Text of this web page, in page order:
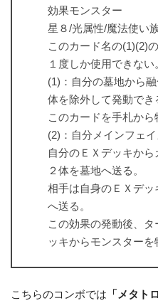
効果モンスター
星８/光属性/魔法使い
このカード名の(1)(2)
１度しか使用できない
(1)：自分の墓地から
体を除外して発動でき
このカードを手札から
(2)：自分メインフェイ
自分のＥＸデッキか
２体を墓地へ送る。
相手は自身のＥＸデ
へ送る。
この効果の発動後、
ッキからモンスターを
こちらのコンボでは 「メタト